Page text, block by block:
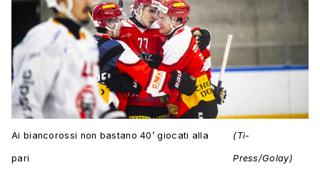
Ai biancorossi non bastano 40’ giocati alla
pari
(Ti-
Press/Golay)